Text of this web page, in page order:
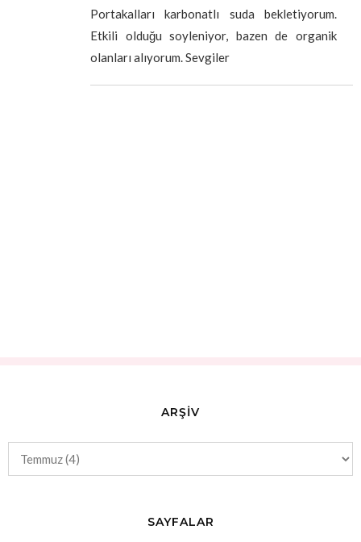
Portakalları karbonatlı suda bekletiyorum.
Etkili olduğu soyleniyor, bazen de organik
olanları alıyorum. Sevgiler
ARŞİV
SAYFALAR